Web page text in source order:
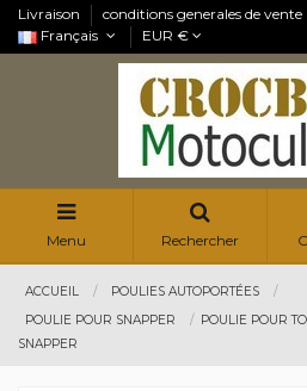
Livraison
conditions generales de vente
Français
EUR €
Menu Rechercher
ACCUEIL
POULIES AUTOPORTÉES
POULIE POUR SNAPPER
POULIE POUR
SNAPPER